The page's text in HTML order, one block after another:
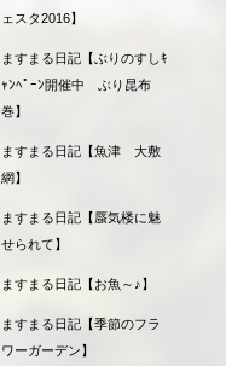
ェスタ2016】
ますまる日記【ぶりのすしｷ
ｬﾝﾍﾟｰﾝ開催中 ぶり昆布
巻】
ますまる日記【魚津 大敷
網】
ますまる日記【蜃気楼に魅
せられて】
ますまる日記【お魚～♪】
ますまる日記【季節のフラ
ワーガーデン】